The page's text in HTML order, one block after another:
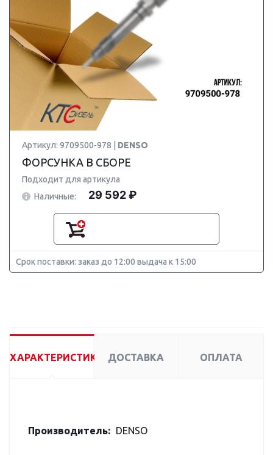
Артикул: 9709500-978 | DENSO
ФОРСУНКА В СБОРЕ
Подходит для артикула
Наличные:
29 592 ₽
Срок поставки: заказ до 12:00 выдача к 15:00
ХАРАКТЕРИСТИКИ ДОСТАВКА ОПЛАТА
Производитель: DENSO